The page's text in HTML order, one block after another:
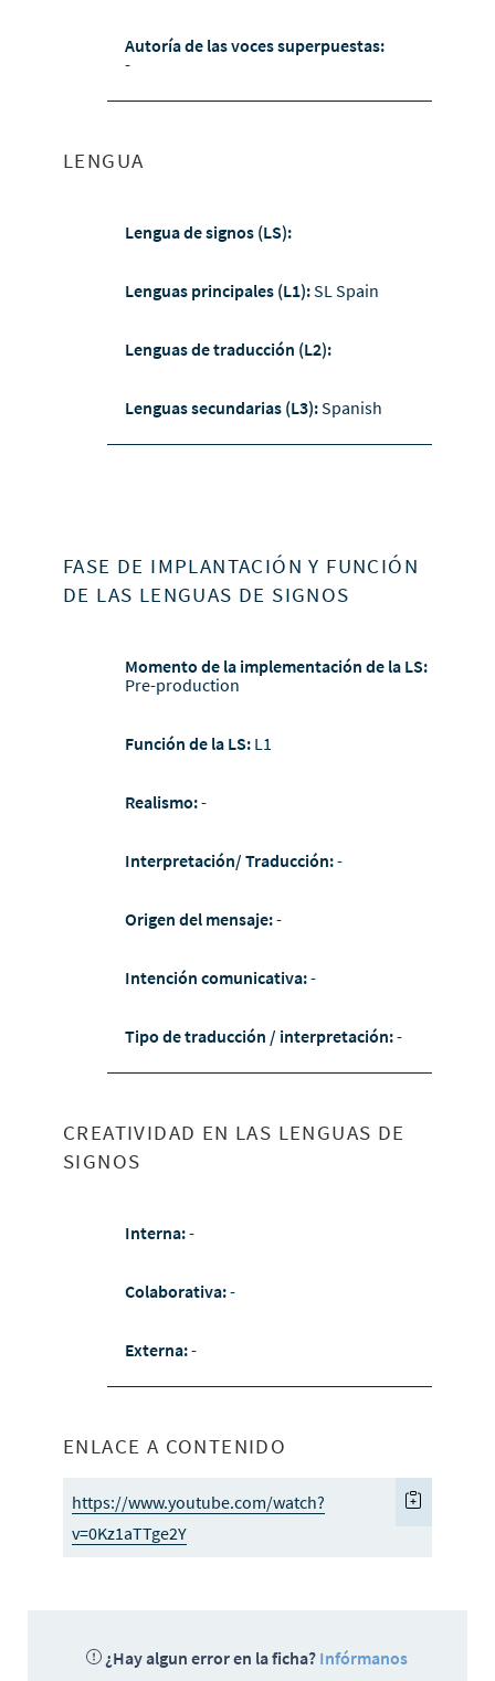
Autoría de las voces superpuestas:
-
LENGUA
Lengua de signos (LS):
Lenguas principales (L1):SL Spain
Lenguas de traducción (L2):
Lenguas secundarias (L3):Spanish
FASE DE IMPLANTACIÓN Y FUNCIÓN
DE LAS LENGUAS DE SIGNOS
Momento de la implementación de la LS:
Pre-production
Función de la LS: L1
Realismo:-
Interpretación/ Traducción:-
Origen del mensaje:-
Intención comunicativa:-
Tipo de traducción / interpretación:-
CREATIVIDAD EN LAS LENGUAS DE
SIGNOS
Interna:-
Colaborativa:-
Externa:-
ENLACE A CONTENIDO
https://www.youtube.com/watch?
v=0Kz1aTTge2Y
¿Hay algun error en la ficha? Infórmanos